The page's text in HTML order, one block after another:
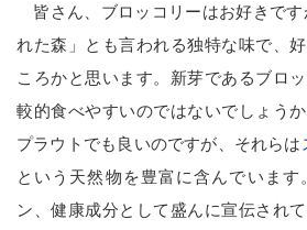
皆さん、ブロッコリーはお好きです
れた森」とも言われる独特な味で、
ころかと思います。新芽であるブロ
較的食べやすいのではないでしょう
プラウトでも良いのですが、それらは
という天然物を豊富に含んでいます
ン、健康成分として盛んに宣伝され